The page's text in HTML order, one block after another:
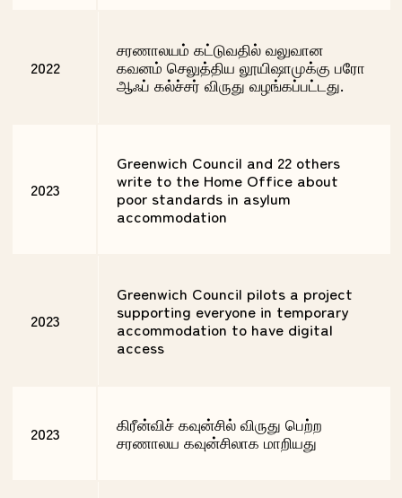
2022
சரணாலயம் கட்டுவதில் வலுவான
கவனம் செலுத்திய லூயிஷாமுக்கு பரோ
ஆஃப் கல்ச்சர் விருது வழங்கப்பட்டது.
2023
Greenwich Council and 22 others
write to the Home Office about
poor standards in asylum
accommodation
2023
Greenwich Council pilots a project
supporting everyone in temporary
accommodation to have digital
access
2023
கிரீன்விச் கவுன்சில் விருது பெற்ற
சரணாலய கவுன்சிலாக மாறியது